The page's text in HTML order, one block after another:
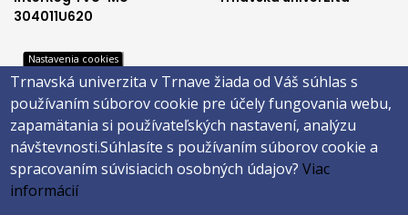
304011U620
Footer
menu
3
Katalóg knižnice
Telefónny zoznam
Trnavská univerzita
Footer
menu
4
E-shop
Facebook
Instagram
Youtube
Nastavenia cookies
Trnavská univerzita v Trnave žiada od Váš súhlas s
používaním súborov cookie pre účely fungovania webu,
zapamätania si používateľských nastavení, analýzu
návštevnosti.Súhlasíte s používaním súborov cookie a
spracovaním súvisiacich osobných údajov?Viac
informácií